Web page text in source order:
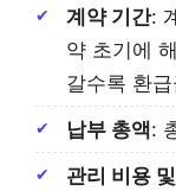
계약 기간:
약 초기에
갈수록 환
납부 총액:
관리 비용